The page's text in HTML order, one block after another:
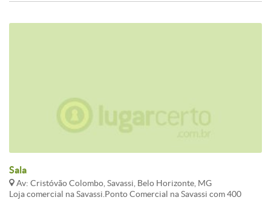
Sala
Av: Cristóvão Colombo, Savassi, Belo Horizonte, MG
Loja comercial na Savassi.Ponto Comercial na Savassi com 400